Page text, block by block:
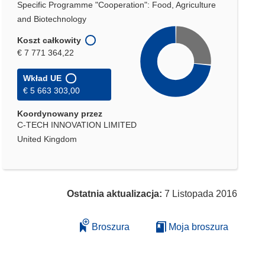
Specific Programme "Cooperation": Food, Agriculture
and Biotechnology
Koszt całkowity
€ 7 771 364,22
Wkład UE
€ 5 663 303,00
Koordynowany przez
C-TECH INNOVATION LIMITED
United Kingdom
Ostatnia aktualizacja: 7 Listopada 2016
Broszura Moja broszura